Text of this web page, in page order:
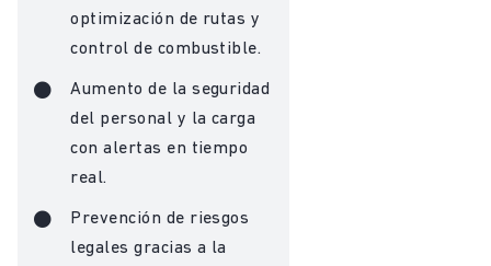
optimización de rutas y
control de combustible.
Aumento de la seguridad
del personal y la carga
con alertas en tiempo
real.
Prevención de riesgos
legales gracias a la
Recibe novedades